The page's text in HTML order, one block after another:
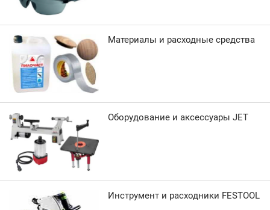
Материалы и расходные средства
Оборудование и аксессуары JET
Инструмент и расходники FESTOOL